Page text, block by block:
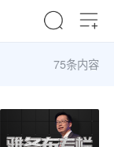
75条内容